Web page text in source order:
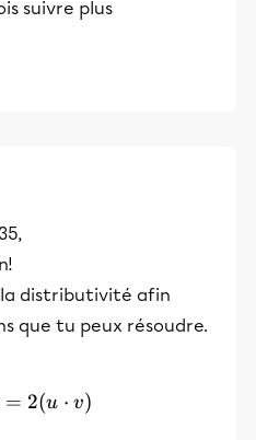
suivre plus
la distributivité afin
que tu peux résoudre.
(2u)\cdot v=2(u \cdot v)
= 2(u ⋅ v)